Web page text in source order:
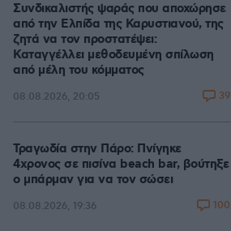
Συνδικαλιστής ψαράς που αποχώρησε
από την Ελπίδα της Καρυστιανού, της
ζητά να τον προστατέψει:
Καταγγέλλει μεθοδευμένη σπίλωση
από μέλη του κόμματος
08.08.2026, 20:05 39
Τραγωδία στην Πάρο: Πνίγηκε
4χρονος σε πισίνα beach bar, βούτηξε
ο μπάρμαν για να τον σώσει
08.08.2026, 19:36 100